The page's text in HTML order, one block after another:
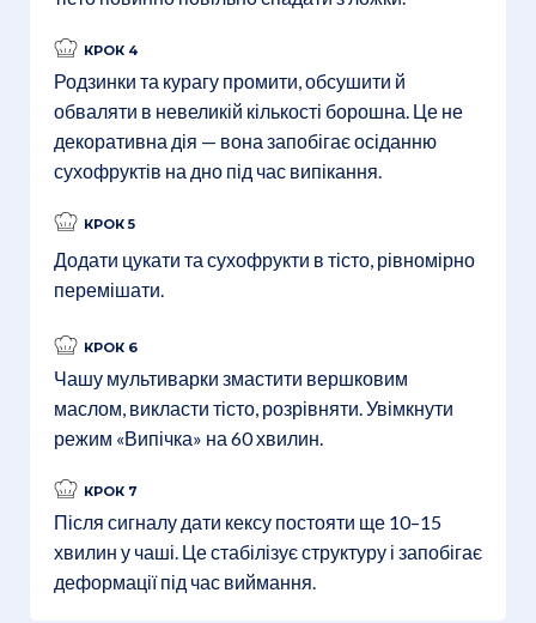
КРОК 4
Родзинки та курагу промити, обсушити й
обваляти в невеликій кількості борошна. Це не
декоративна дія — вона запобігає осіданню
сухофруктів на дно під час випікання.
КРОК 5
Додати цукати та сухофрукти в тісто, рівномірно
перемішати.
КРОК 6
Чашу мультиварки змастити вершковим
маслом, викласти тісто, розрівняти. Увімкнути
режим «Випічка» на 60 хвилин.
КРОК 7
Після сигналу дати кексу постояти ще 10–15
хвилин у чаші. Це стабілізує структуру і запобігає
деформації під час виймання.